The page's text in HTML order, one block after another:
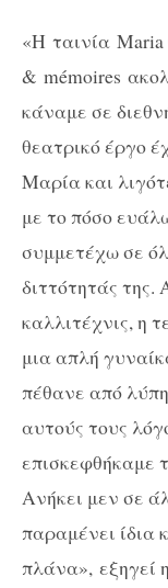
«H ταινία Maria
& mémoires
κάναμε σε
θεατρικό έργο
Μαρία και
με το πόσο
συμμετέχω σε
διττότητάς της.
καλλιτέχνις, η
μια απλή
πέθανε από
αυτούς τους
επισκεφθήκαμε
Ανήκει μεν σε
παραμένει ίδια
πλάνα», εξηγεί η